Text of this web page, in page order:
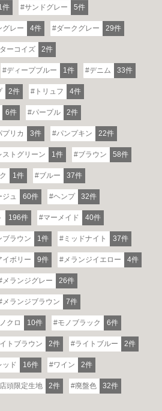
件 サンドグレー 5件
グレー 4件 ダークグレー 29件
ターコイズ 2件
ディープブルー 1件 デニム 33件
2件 トリュフ 4件
6件 パープル 2件
プリカ 3件 パンプキン 22件
ストグリーン 1件 ブラウン 58件
1件 ブルー 37件
ュ 60件 ヘンプ 32件
196件 マーメイド 40件
ブラウン 1件 ミッドナイト 37件
イボリー 9件 メランジイエロー 4件
メランジグレー 26件
メランジブラウン 7件
クロ 10件 モノブラック 6件
トブラウン 2件 ライトブルー 2件
ッド 16件 ワイン 2件
店頭限定生地 2件 廃盤色 32件